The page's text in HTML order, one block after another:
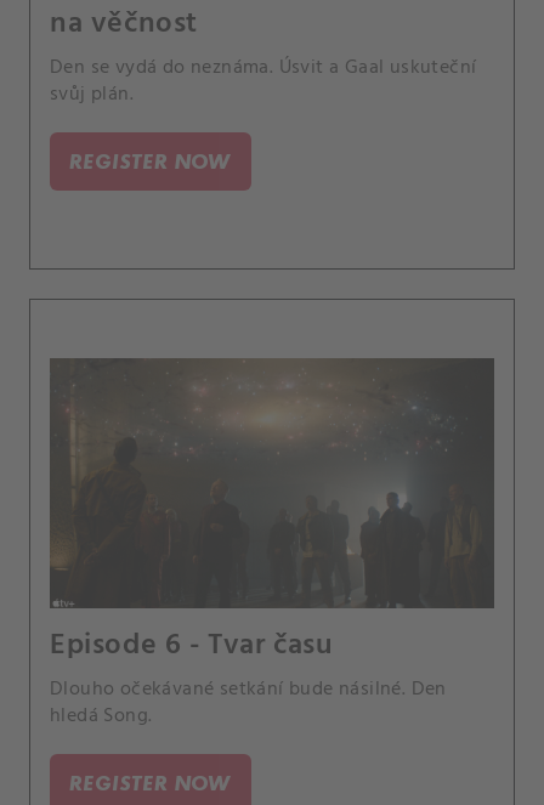
na věčnost
Den se vydá do neznáma. Úsvit a Gaal uskuteční
svůj plán.
REGISTER NOW
Episode 6 - Tvar času
Dlouho očekávané setkání bude násilné. Den
hledá Song.
REGISTER NOW